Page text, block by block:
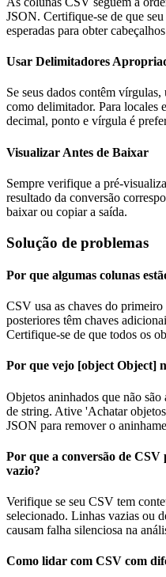
JSON. Certifique-se de que
esperadas para obter
Usar Delimitadores
Se seus dados contêm
como delimitador. Para locales
decimal, ponto e vírgula é
Visualizar Antes de Baixar
Sempre verifique a pré-
resultado da conversão
baixar ou copiar a saída.
Solução de problemas
Por que algumas colunas
CSV usa as chaves do
posteriores têm chaves
Certifique-se de que todos os
Por que vejo [object Object]
Objetos aninhados que não são
de string. Ative 'Achatar
JSON para remover o
Por que a conversão de
vazio?
Verifique se seu CSV tem
selecionado. Linhas vazias ou
causam falha silenciosa na
Como lidar com CSV com